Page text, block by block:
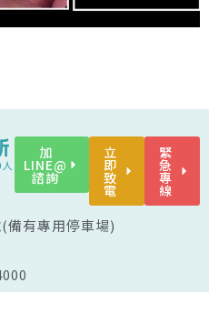
加
LINE@
諮詢
立
即
致
電
緊
急
專
線
備有專用停車場)